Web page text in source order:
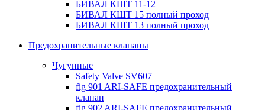
БИВАЛ КШТ 11-12
БИВАЛ КШТ 15 полный проход
БИВАЛ КШТ 13 полный проход
Предохранительные клапаны
Чугунные
Safety Valve SV607
fig 901 ARI-SAFE предохранительный
клапан
fig 902 ARI-SAFE предохранительный